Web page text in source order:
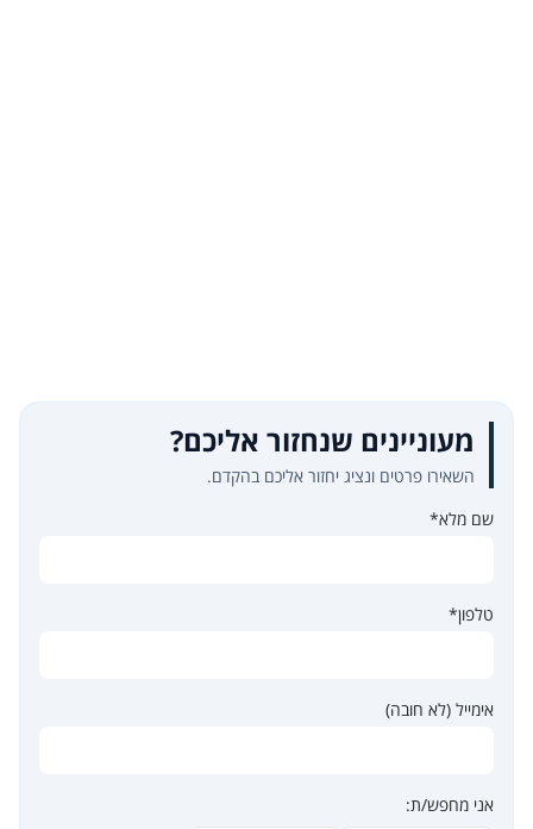
מעוניינים שנחזור אליכם?
השאירו פרטים ונציג יחזור אליכם בהקדם.
שם מלא*
טלפון*
אימייל (לא חובה)
אני מחפש/ת: